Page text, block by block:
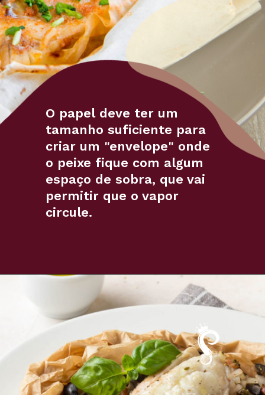
O papel deve ter um
tamanho suficiente para
criar um "envelope" onde
o peixe fique com algum
espaço de sobra, que vai
permitir que o vapor
circule.